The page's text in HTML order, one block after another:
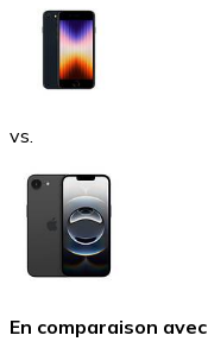
vs.
En comparaison avec